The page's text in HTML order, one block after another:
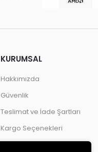
KURUMSAL
Hakkımızda
Güvenlik
Teslimat ve İade Şartları
Kargo Seçenekleri